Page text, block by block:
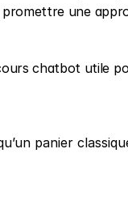
une
chatbot utile
panier